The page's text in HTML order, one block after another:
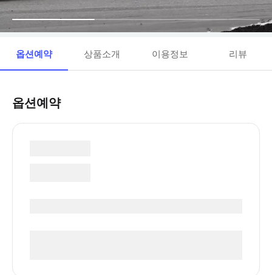
옵션예약 상품소개 이용정보 리뷰
옵션예약